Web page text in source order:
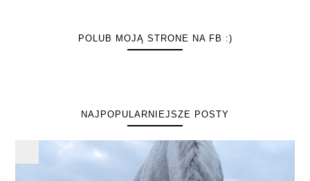
POLUB MOJĄ STRONE NA FB :)
NAJPOPULARNIEJSZE POSTY